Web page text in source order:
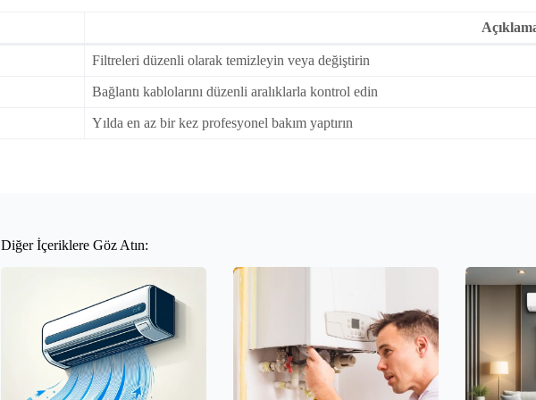
Filtreleri düzenli olarak temizleyin veya değiştirin
Bağlantı kablolarını düzenli aralıklarla kontrol edin
Yılda en az bir kez profesyonel bakım yaptırın
Diğer İçeriklere Göz Atın: